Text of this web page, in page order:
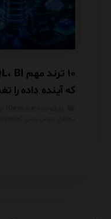
که آینده داده را